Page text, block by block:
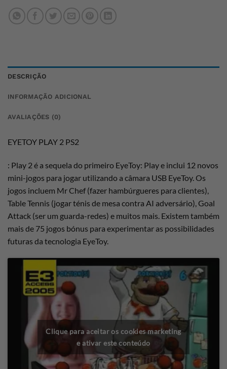
DESCRIÇÃO
INFORMAÇÃO ADICIONAL
AVALIAÇÕES (0)
EYETOY PLAY 2 PS2
: Play 2 é a sequela do primeiro EyeToy: Play e inclui 12 novos
mini-jogos para jogar utilizando a câmara USB EyeToy. Os
jogos incluem Mr Chef (fazer hambúrgueres para clientes),
Table Tennis (jogar ténis de mesa contra AI adversário), Goal
Attack (ser um guarda-redes) e muitos mais. Existem também
mais de 75 jogos bónus para experimentar as possibilidades
futuras da tecnologia EyeToy.
Clique para aceitar os cookies marketing
e ativar este conteúdo